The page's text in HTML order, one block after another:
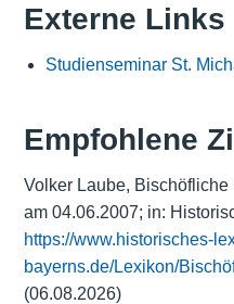
Externe Links
Studienseminar St.
Empfohlene
Volker Laube,
am 04.06.2007; in:
https://www.historisches-
bayerns.de/Lexikon/
(06.08.2026)